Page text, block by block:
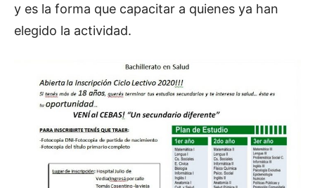
y es la forma que capacitar a quienes ya han
elegido la actividad.